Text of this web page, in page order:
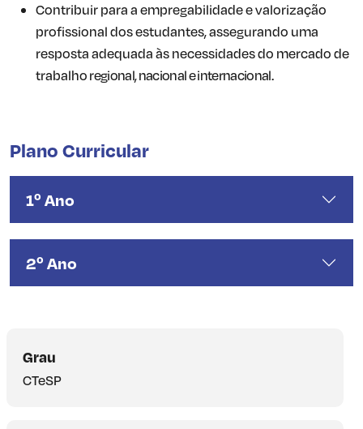
Contribuir para a empregabilidadeevalorização
profissional dos estudantes, assegurando uma
resposta adequada às necessidades do mercadode
trabalhoregional, nacional e internacional.
Plano Curricular
1º Ano
2º Ano
Grau
CTeSP